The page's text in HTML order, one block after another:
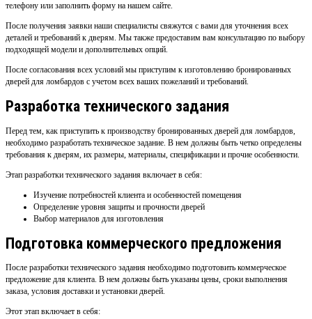
телефону или заполнить форму на нашем сайте.
После получения заявки наши специалисты свяжутся с вами для уточнения всех
деталей и требований к дверям. Мы также предоставим вам консультацию по выбору
подходящей модели и дополнительных опций.
После согласования всех условий мы приступим к изготовлению бронированных
дверей для ломбардов с учетом всех ваших пожеланий и требований.
Разработка технического задания
Перед тем, как приступить к производству бронированных дверей для ломбардов,
необходимо разработать техническое задание. В нем должны быть четко определены
требования к дверям, их размеры, материалы, спецификации и прочие особенности.
Этап разработки технического задания включает в себя:
Изучение потребностей клиента и особенностей помещения
Определение уровня защиты и прочности дверей
Выбор материалов для изготовления
Подготовка коммерческого предложения
После разработки технического задания необходимо подготовить коммерческое
предложение для клиента. В нем должны быть указаны цены, сроки выполнения
заказа, условия доставки и установки дверей.
Этот этап включает в себя: